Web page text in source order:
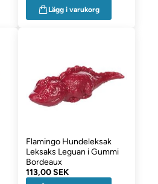
Lägg i varukorg
Flamingo Hundeleksak
Leksaks Leguan i Gummi
Bordeaux
113,00 SEK